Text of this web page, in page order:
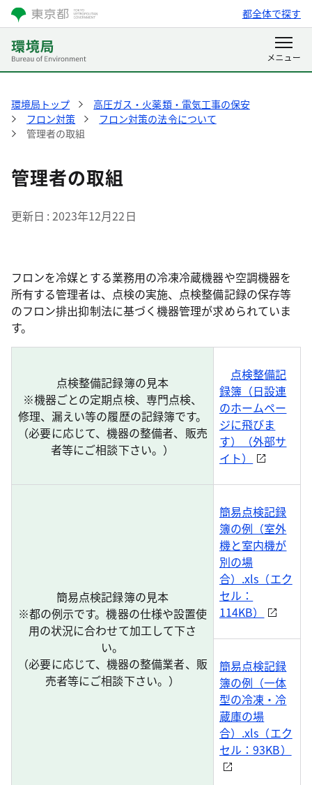
都全体で探す
環境局トップ
高圧ガス・火薬類・電気工事の保安
フロン対策
フロン対策の法令について
管理者の取組
管理者の取組
更新日 2023年12月22日
フロンを冷媒とする業務用の冷凍冷蔵機器や空調機器を
所有する管理者は、点検の実施、点検整備記録の保存等
のフロン排出抑制法に基づく機器管理が求められていま
す。
点検整備記録簿の見本
※機器ごとの定期点検、専門点検、
修理、漏えい等の履歴の記録簿です。
（必要に応じて、機器の整備者、販売
者等にご相談下さい。）
点検整備記
録簿（日設連
のホームペー
ジに飛びま
す）（外部サ
イト）
簡易点検記録簿の見本
※都の例示です。機器の仕様や設置使
用の状況に合わせて加工して下さ
い。
（必要に応じて、機器の整備業者、販
売者等にご相談下さい。）
簡易点検記録
簿の例（室外
機と室内機が
別の場
合）.xls（エク
セル：
114KB）
簡易点検記録
簿の例（一体
型の冷凍・冷
蔵庫の場
合）.xls（エク
セル：93KB）